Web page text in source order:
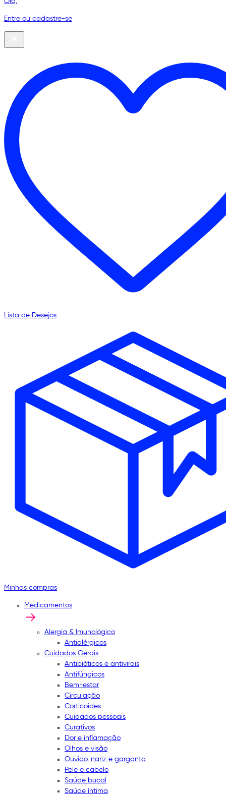
Entre ou cadastre-se
Lista de Desejos
Minhas compras
Medicamentos
Alergia & Imunológico
Antialérgicos
Cuidados Gerais
Antibióticos e antivirais
Antifúngicos
Bem-estar
Circulação
Corticoides
Cuidados pessoais
Curativos
Dor e inflamação
Olhos e visão
Ouvido, nariz e garganta
Pele e cabelo
Saúde bucal
Saúde íntima